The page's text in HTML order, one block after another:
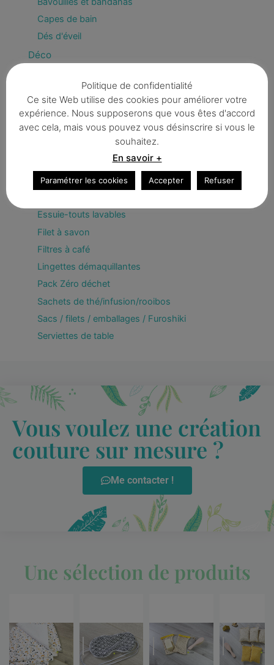
Capes de bain
Dés d'éveil
Déco
Divers
Trousses
Couvercles écologiques
Essuie-touts lavables
Filet à savon
Filtres à café
Lingettes démaquillantes
Pack Zéro déchet
Sachets de thé/infusion/rooibos
Sacs / filets / emballages / Furoshiki
Serviettes de table
Vous voulez une création
couture sur mesure ?
Me contacter !
Une sélection de produits
Politique de confidentialité
Ce site Web utilise des cookies pour améliorer votre
expérience. Nous supposerons que vous êtes d'accord
avec cela, mais vous pouvez vous désinscrire si vous le
souhaitez.
En savoir +
Paramétrer les cookies Accepter Refuser